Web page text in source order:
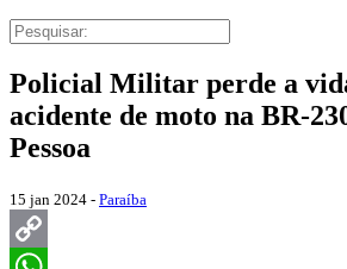
Policial Militar perde a
acidente de moto na BR-
Pessoa
15 jan 2024 - Paraíba